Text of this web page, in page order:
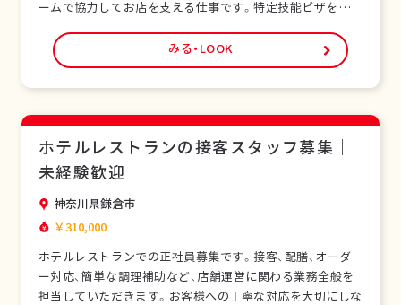
ームで協力してお店を支える仕事です。特定技能ビザをお持
す。未経験の方でも研修制度があり、日本の飲食サービスを
基礎から学べます。正社員として安定した雇用形態で、長期
的なキャリア形成が可能です。シフト制勤務で…
みる・LOOK
ホテルレストランの接客スタッフ募集｜
未経験歓迎
神奈川県鎌倉市
￥310,000
ホテルレストランでの正社員募集です。接客、配膳、オーダ
ー対応、簡単な調理補助など、店舗運営に関わる業務全般を
担当していただきます。お客様への丁寧な対応を大切にしな